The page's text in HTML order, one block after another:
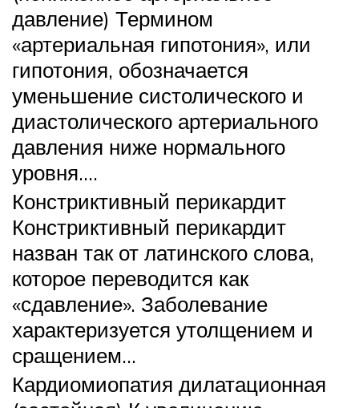
давление) Термином
«артериальная гипотония», или
гипотония, обозначается
уменьшение систолического и
диастолического артериального
давления ниже нормального
уровня….
Констриктивный перикардит
Констриктивный перикардит
назван так от латинского слова,
которое переводится как
«сдавление». Заболевание
характеризуется утолщением и
сращением…
Кардиомиопатия дилатационная